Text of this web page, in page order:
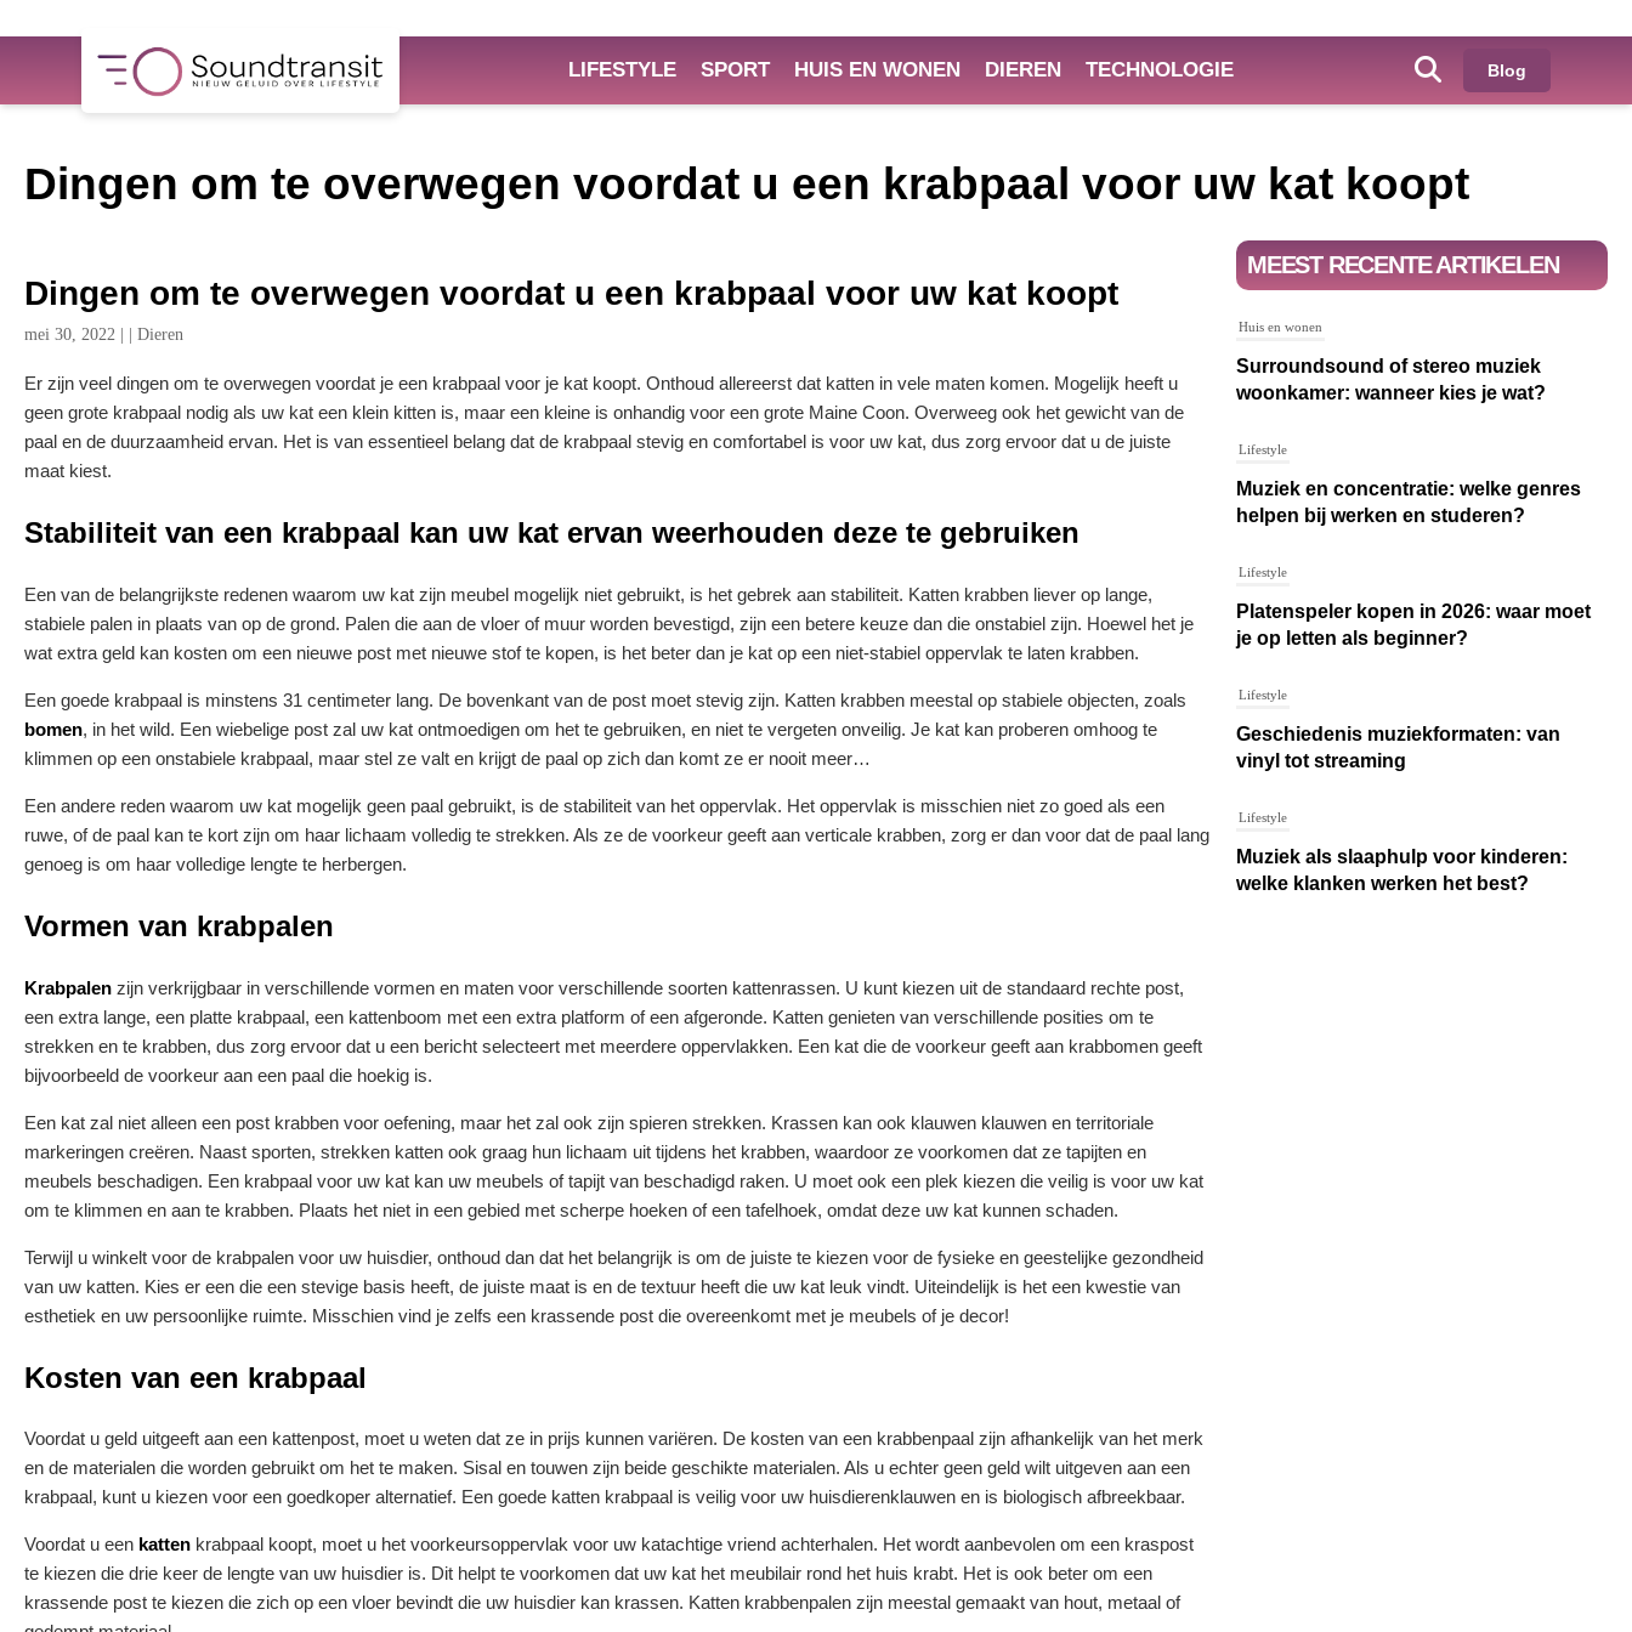
LIFESTYLE SPORT HUIS EN WONEN DIEREN TECHNOLOGIE Blog
Dingen om te overwegen voordat u een krabpaal voor uw kat koopt
Dingen om te overwegen voordat u een krabpaal voor uw kat koopt
mei 30, 2022 Dieren
Er zijn veel dingen om te overwegen voordat je een krabpaal voor je kat koopt. Onthoud allereerst dat katten in vele maten komen. Mogelijk heeft u
geen grote krabpaal nodig als uw kat een klein kitten is, maar een kleine is onhandig voor een grote Maine Coon. Overweeg ook het gewicht van de
paal en de duurzaamheid ervan. Het is van essentieel belang dat de krabpaal stevig en comfortabel is voor uw kat, dus zorg ervoor dat u de juiste
maat kiest.
Stabiliteit van een krabpaal kan uw kat ervan weerhouden deze te gebruiken
Een van de belangrijkste redenen waarom uw kat zijn meubel mogelijk niet gebruikt, is het gebrek aan stabiliteit. Katten krabben liever op lange,
stabiele palen in plaats van op de grond. Palen die aan de vloer of muur worden bevestigd, zijn een betere keuze dan die onstabiel zijn. Hoewel het je
wat extra geld kan kosten om een nieuwe post met nieuwe stof te kopen, is het beter dan je kat op een niet-stabiel oppervlak te laten krabben.
Een goede krabpaal is minstens 31 centimeter lang. De bovenkant van de post moet stevig zijn. Katten krabben meestal op stabiele objecten, zoals
bomen, in het wild. Een wiebelige post zal uw kat ontmoedigen om het te gebruiken, en niet te vergeten onveilig. Je kat kan proberen omhoog te
klimmen op een onstabiele krabpaal, maar stel ze valt en krijgt de paal op zich dan komt ze er nooit meer…
Een andere reden waarom uw kat mogelijk geen paal gebruikt, is de stabiliteit van het oppervlak. Het oppervlak is misschien niet zo goed als een
ruwe, of de paal kan te kort zijn om haar lichaam volledig te strekken. Als ze de voorkeur geeft aan verticale krabben, zorg er dan voor dat de paal lang
genoeg is om haar volledige lengte te herbergen.
Vormen van krabpalen
Krabpalen zijn verkrijgbaar in verschillende vormen en maten voor verschillende soorten kattenrassen. U kunt kiezen uit de standaard rechte post,
een extra lange, een platte krabpaal, een kattenboom met een extra platform of een afgeronde. Katten genieten van verschillende posities om te
strekken en te krabben, dus zorg ervoor dat u een bericht selecteert met meerdere oppervlakken. Een kat die de voorkeur geeft aan krabbomen geeft
bijvoorbeeld de voorkeur aan een paal die hoekig is.
Een kat zal niet alleen een post krabben voor oefening, maar het zal ook zijn spieren strekken. Krassen kan ook klauwen klauwen en territoriale
markeringen creëren. Naast sporten, strekken katten ook graag hun lichaam uit tijdens het krabben, waardoor ze voorkomen dat ze tapijten en
meubels beschadigen. Een krabpaal voor uw kat kan uw meubels of tapijt van beschadigd raken. U moet ook een plek kiezen die veilig is voor uw kat
om te klimmen en aan te krabben. Plaats het niet in een gebied met scherpe hoeken of een tafelhoek, omdat deze uw kat kunnen schaden.
Terwijl u winkelt voor de krabpalen voor uw huisdier, onthoud dan dat het belangrijk is om de juiste te kiezen voor de fysieke en geestelijke gezondheid
van uw katten. Kies er een die een stevige basis heeft, de juiste maat is en de textuur heeft die uw kat leuk vindt. Uiteindelijk is het een kwestie van
esthetiek en uw persoonlijke ruimte. Misschien vind je zelfs een krassende post die overeenkomt met je meubels of je decor!
Kosten van een krabpaal
Voordat u geld uitgeeft aan een kattenpost, moet u weten dat ze in prijs kunnen variëren. De kosten van een krabbenpaal zijn afhankelijk van het merk
en de materialen die worden gebruikt om het te maken. Sisal en touwen zijn beide geschikte materialen. Als u echter geen geld wilt uitgeven aan een
krabpaal, kunt u kiezen voor een goedkoper alternatief. Een goede katten krabpaal is veilig voor uw huisdierenklauwen en is biologisch afbreekbaar.
Voordat u een katten krabpaal koopt, moet u het voorkeursoppervlak voor uw katachtige vriend achterhalen. Het wordt aanbevolen om een kraspost
te kiezen die drie keer de lengte van uw huisdier is. Dit helpt te voorkomen dat uw kat het meubilair rond het huis krabt. Het is ook beter om een
krassende post te kiezen die zich op een vloer bevindt die uw huisdier kan krassen. Katten krabbenpalen zijn meestal gemaakt van hout, metaal of
MEEST RECENTE ARTIKELEN
Huis en wonen
Surroundsound of stereo muziek
woonkamer: wanneer kies je wat?
Lifestyle
Muziek en concentratie: welke genres
helpen bij werken en studeren?
Lifestyle
Platenspeler kopen in 2026: waar moet
je op letten als beginner?
Lifestyle
Geschiedenis muziekformaten: van
vinyl tot streaming
Lifestyle
Muziek als slaaphulp voor kinderen:
welke klanken werken het best?